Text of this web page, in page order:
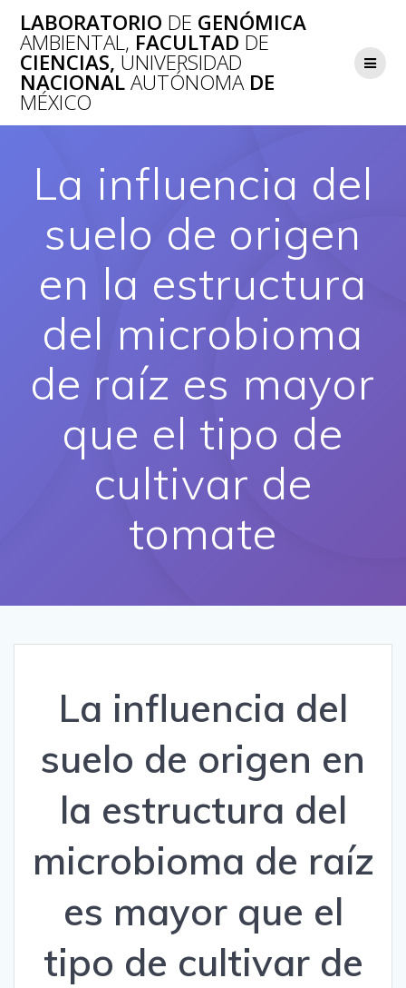
al
contenido
LABORATORIO DE GENÓMICA
AMBIENTAL, FACULTAD DE
CIENCIAS, UNIVERSIDAD
NACIONALAUTÓNOMADE
MÉXICO
La influencia del
suelo de origen
en la estructura
del microbioma
de raíz es mayor
que el tipo de
cultivar de
tomate
La influencia del
suelo de origen en
la estructura del
microbioma de raíz
es mayor que el
tipo de cultivar de